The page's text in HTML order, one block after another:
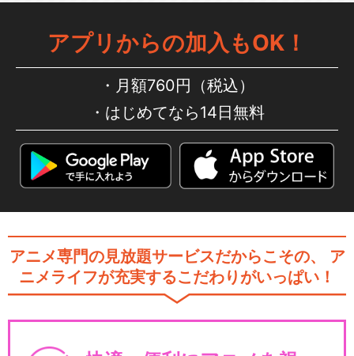
アプリからの加入もOK！
月額760円（税込）
はじめてなら14日無料
アニメ専門の見放題サービスだからこその、
ア
ニメライフが充実するこだわりがいっぱい！